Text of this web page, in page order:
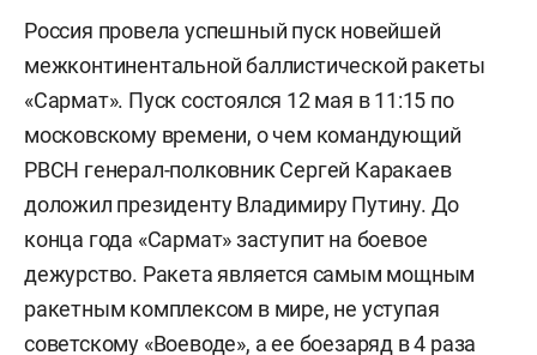
Россия провела успешный пуск новейшей
межконтинентальной баллистической ракеты
«Сармат». Пуск состоялся 12 мая в 11:15 по
московскому времени, о чем командующий
РВСН генерал-полковник Сергей Каракаев
доложил президенту Владимиру Путину. До
конца года «Сармат» заступит на боевое
дежурство. Ракета является самым мощным
ракетным комплексом в мире, не уступая
советскому «Воеводе», а ее боезаряд в 4 раза